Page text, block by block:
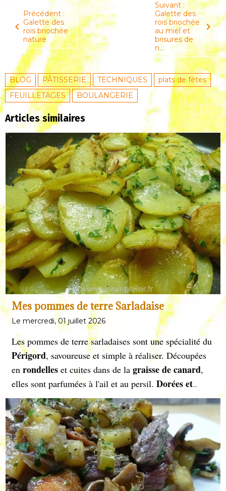
Précédent :
Galette des
rois briochée
nature
Suivant :
Galette des
rois briochée
au miel et
brisures de
n...
BLOG PÂTISSERIE TECHNIQUES
plats de fêtes
FEUILLETAGES
BOULANGERIE
Articles similaires
Mes pommes de terre Sarladaise
Le mercredi, 01 juillet 2026
Les pommes de terre sarladaises sont une spécialité du
Périgord, savoureuse et simple à réaliser. Découpées
en rondelles et cuites dans de la graisse de canard,
elles sont parfumées à l'ail et au persil. Dorées et
fondantes, elles accompagnent à merveille confits,
magretset plats rustiques, incarnant la richesse du
terroir français.